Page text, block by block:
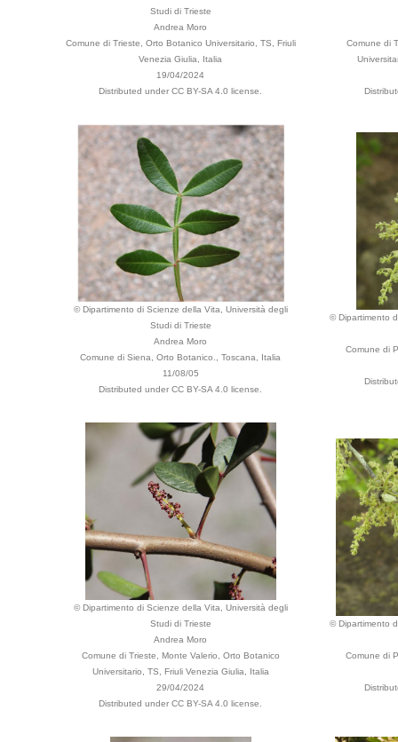
Studi di Trieste
Andrea Moro
Comune di Trieste, Orto Botanico Universitario, TS, Friuli
Venezia Giulia, Italia
19/04/2024
Distributed under CC BY-SA 4.0 license.
Comune di
© Dipartimento di Scienze della Vita, Università degli
Studi di Trieste
Andrea Moro
Comune di Siena, Orto Botanico., Toscana, Italia
11/08/05
Distributed under CC BY-SA 4.0 license.
© Dipartimento
Comune di
© Dipartimento di Scienze della Vita, Università degli
Studi di Trieste
Andrea Moro
Comune di Trieste, Monte Valerio, Orto Botanico
Universitario, TS, Friuli Venezia Giulia, Italia
29/04/2024
Distributed under CC BY-SA 4.0 license.
© Dipartimento
Comune di